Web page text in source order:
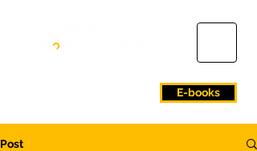
E-books
Post